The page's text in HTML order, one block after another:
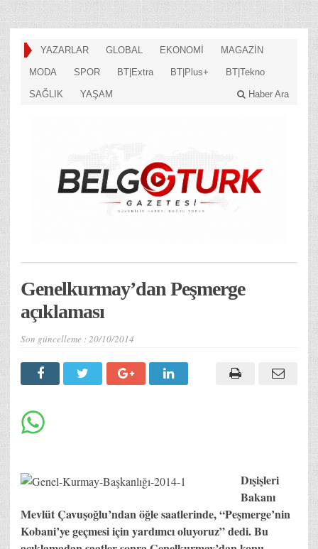
YAZARLAR GLOBAL EKONOMİ MAGAZİN
MODA SPOR BT|Extra BT|Plus+ BT|Tekno
SAĞLIK YAŞAM Haber Ara
Genelkurmay’dan Peşmerge
açıklaması
Son güncelleme :20/10/2014
Dışişleri
Bakanı
Mevlüt Çavuşoğlu’ndan öğle saatlerinde, “Peşmerge’nin
Kobani’ye geçmesi için yardımcı oluyoruz” dedi. Bu